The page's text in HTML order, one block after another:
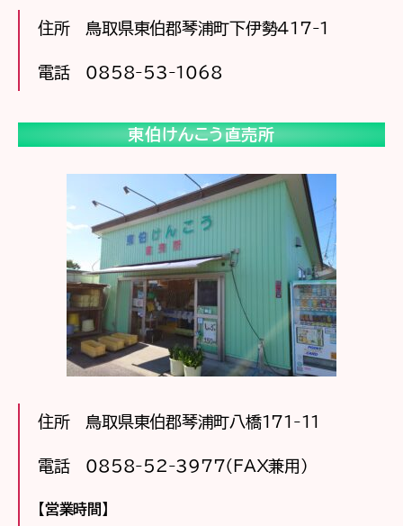
住所 鳥取県東伯郡琴浦町下伊勢417-1
電話 0858-53-1068
東伯けんこう直売所
住所 鳥取県東伯郡琴浦町八橋171-11
電話 0858-52-3977（FAX兼用）
【営業時間】